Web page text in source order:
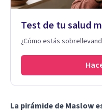
Test de tu salud
¿Cómo estás
La pirámide de Maslow